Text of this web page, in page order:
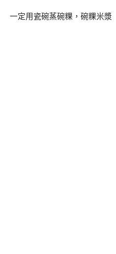
一定用瓷碗蒸碗粿，碗粿米漿